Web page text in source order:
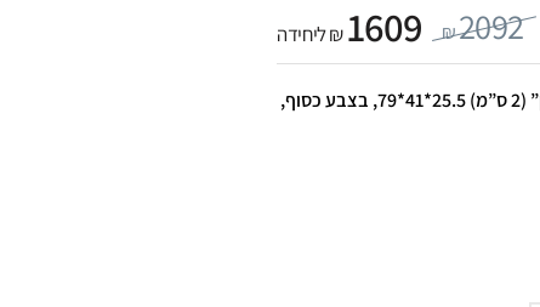
1609₪ ליחידה 2092
₪
כיור נירוסטה אל חלד דגם “ליאון” (2 ס”מ) 25.5*41*79, בצבע כסוף,